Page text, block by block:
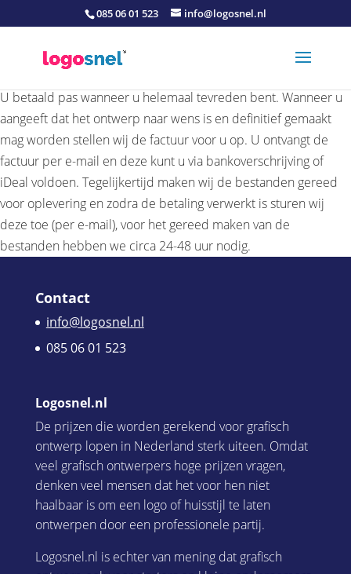
085 06 01 523 info@logosnel.nl
U betaald pas wanneer u helemaal tevreden bent. Wanneer u
aangeeft dat het ontwerp naar wens is en definitief gemaakt
mag worden stellen wij de factuur voor u op. U ontvangt de
factuur per e-mail en deze kunt u via bankoverschrijving of
iDeal voldoen. Tegelijkertijd maken wij de bestanden gereed
voor oplevering en zodra de betaling verwerkt is sturen wij
deze toe (per e-mail), voor het gereed maken van de
bestanden hebben we circa 24-48 uur nodig.
Contact
info@logosnel.nl
085 06 01 523
Logosnel.nl
De prijzen die worden gerekend voor grafisch
ontwerp lopen in Nederland sterk uiteen. Omdat
veel grafisch ontwerpers hoge prijzen vragen,
denken veel mensen dat het voor hen niet
haalbaar is om een logo of huisstijl te laten
ontwerpen door een professionele partij.
Logosnel.nl is echter van mening dat grafisch